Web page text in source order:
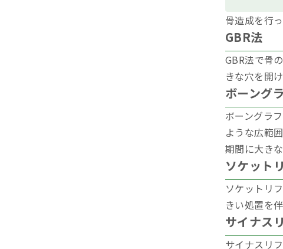
骨造成を行
GBR法
GBR法で骨
きな穴を開
ボーング
ボーングラ
ような広範
期間に大き
ソケット
ソケットリ
きい処置を
サイナス
サイナスリ